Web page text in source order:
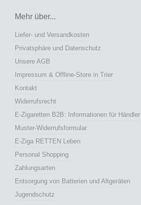
Mehr über...
Liefer- und Versandkosten
Privatsphäre und Datenschutz
Unsere AGB
Impressum & Offline-Store in Trier
Kontakt
Widerrufsrecht
E-Zigaretten B2B: Informationen für Händler
Muster-Widerrufsformular
E-Ziga RETTEN Leben
Personal Shopping
Zahlungsarten
Entsorgung von Batterien und Altgeräten
Jugendschutz